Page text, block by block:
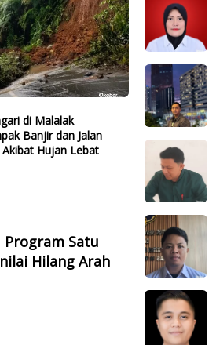
di Malalak
Banjir dan Jalan
Hujan Lebat
Satu
Hilang Arah